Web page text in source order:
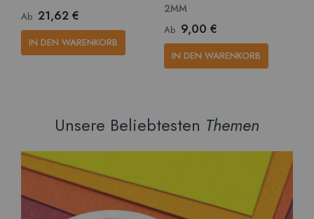
Ab 21,62 €
IN DEN WARENKORB
2MM
Ab 9,00 €
IN DEN WARENKORB
Unsere Beliebtesten Themen